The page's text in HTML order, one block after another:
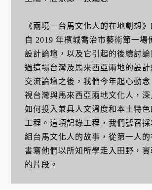
《兩境－台馬文化人的在地創想
自 2019 年檳城喬治市藝術節一場
設計論壇，以及它引起的後續討
過這場台灣及馬來西亞兩地的設
交流論壇之後，我們今年起心動
視台灣與馬來西亞兩地文化人，深
如何投入兼具人文溫度和本土特
工程。這項記錄工程，我們號召
組台馬文化人的故事，從第一人的
書寫他們以所知所學走入田野，
的片段。